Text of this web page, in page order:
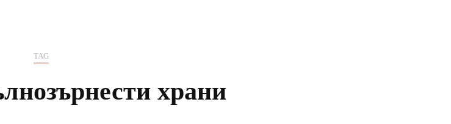
ЗА ТИЙНЕЙДЖЪРА
TAG
храни